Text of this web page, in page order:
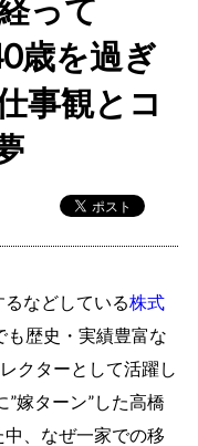
って
歳を過ぎ
事観とコ
などしている株式
も歴史・実績豊富な
クターとして活躍し
嫁ターン”した高橋
、なぜ一家での移